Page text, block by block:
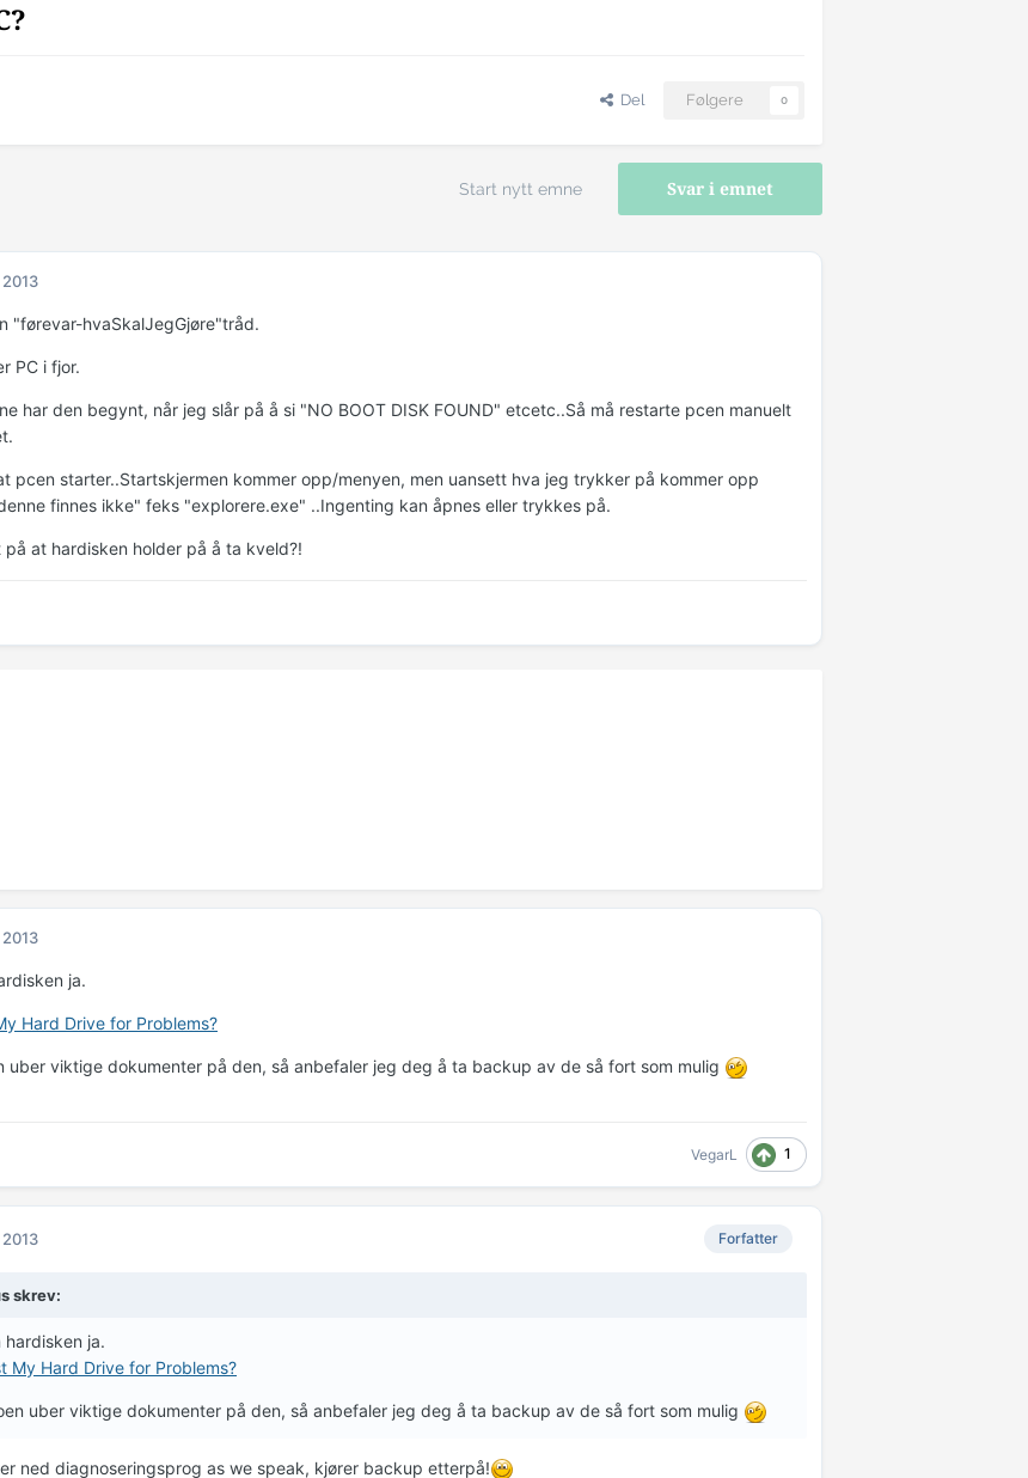
Del Følgere 0
Svar i emnet
Start nytt emne
"førevar-hvaSkalJegGjøre"tråd.
PC i fjor.
har den begynt, når jeg slår på å si "NO BOOT DISK FOUND" etcetc..Så må restarte pcen manuelt
pcen starter..Startskjermen kommer opp/menyen, men uansett hva jeg trykker på kommer opp
finnes ikke" feks "explorere.exe" ..Ingenting kan åpnes eller trykkes på.
at hardisken holder på å ta kveld?!
ja.
Hard Drive for Problems?
uber viktige dokumenter på den, så anbefaler jeg deg å ta backup av de så fort som mulig
VegarL 1
Forfatter
skrev:
hardisken ja.
My Hard Drive for Problems?
uber viktige dokumenter på den, så anbefaler jeg deg å ta backup av de så fort som mulig
ned diagnoseringsprog as we speak, kjører backup etterpå!